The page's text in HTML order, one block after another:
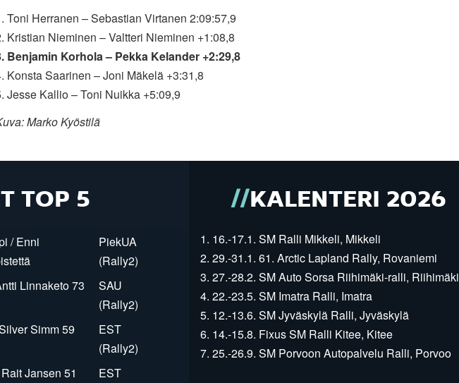
Toni Herranen – Sebastian Virtanen 2:09:57,9
Kristian Nieminen – Valtteri Nieminen +1:08,8
Benjamin Korhola – Pekka Kelander +2:29,8
Konsta Saarinen – Joni Mäkelä +3:31,8
Jesse Kallio – Toni Nuikka +5:09,9
Marko Kyöstilä
TOP 5
/ Enni
PiekUA
(Rally2)
Linnaketo 73
SAU
(Rally2)
Simm 59
EST
(Rally2)
Jansen 51
EST
KALENTERI 2026
1. 16.-17.1. SM Ralli Mikkeli, Mikkeli
2. 29.-31.1. 61. Arctic Lapland Rally, Rovaniemi
3. 27.-28.2. SM Auto Sorsa Riihimäki-ralli, Riihimäki
4. 22.-23.5. SM Imatra Ralli, Imatra
5. 12.-13.6. SM Jyväskylä Ralli, Jyväskylä
6. 14.-15.8. Fixus SM Ralli Kitee, Kitee
7. 25.-26.9. SM Porvoon Autopalvelu Ralli, Porvoo